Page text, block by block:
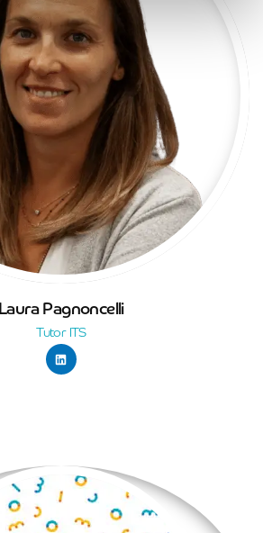
Laura Pagnoncelli
Tutor ITS